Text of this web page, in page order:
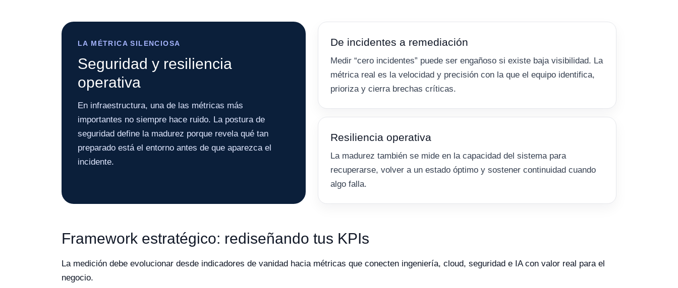
LA MÉTRICA SILENCIOSA
Seguridad y resiliencia
operativa
En infraestructura, una de las métricas más
importantes no siempre hace ruido. La postura de
seguridad define la madurez porque revela qué tan
preparado está el entorno antes de que aparezca el
incidente.
De incidentes a remediación
Medir “cero incidentes” puede ser engañoso si existe baja visibilidad. La
métrica real es la velocidad y precisión con la que el equipo identifica,
prioriza y cierra brechas críticas.
Resiliencia operativa
La madurez también se mide en la capacidad del sistema para
recuperarse, volver a un estado óptimo y sostener continuidad cuando
algo falla.
Framework estratégico: rediseñando tus KPIs
La medición debe evolucionar desde indicadores de vanidad hacia métricas que conecten ingeniería, cloud, seguridad e IA con valor real para el
negocio.